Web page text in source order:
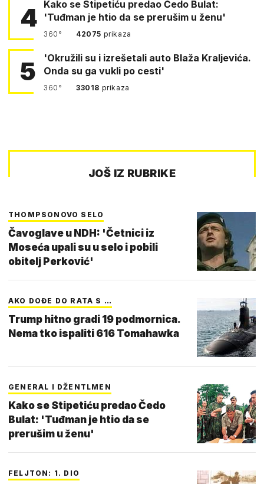
4 Kako se Stipetiću predao Čedo Bulat:
'Tuđman je htio da se prerušim u ženu'
360° 42075 prikaza
5
'Okružili su i izrešetali auto Blaža Kraljevića.
Onda su ga vukli po cesti'
360° 33018 prikaza
JOŠ IZ RUBRIKE
THOMPSONOVO SELO
Čavoglave u NDH: 'Četnici iz
Moseća upali su u selo i pobili
obitelj Perković'
AKO DOĐE DO RATA S …
Trump hitno gradi 19 podmornica.
Nema tko ispaliti 616 Tomahawka
GENERAL I DŽENTLMEN
Kako se Stipetiću predao Čedo
Bulat: 'Tuđman je htio da se
prerušim u ženu'
FELJTON: 1. DIO